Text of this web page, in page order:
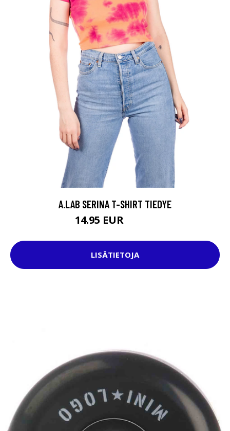
A.LAB SERINA T-SHIRT TIEDYE
14.95 EUR
LISÄTIETOJA